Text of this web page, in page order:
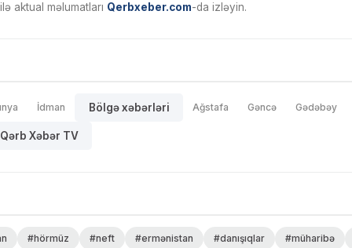
aktual məlumatları Qerbxeber.com-da izləyin.
İdman Bölgə xəbərləri Ağstafa Gəncə Gədəbəy
Qərb Xəbər TV
#hörmüz #neft #ermənistan #danışıqlar #müharibə